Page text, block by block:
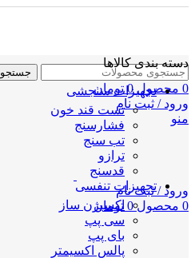
جستجو
0 محصول 0 تومان
ورود / ثبت نام
منو
ورود / ثبت نام
0 محصول 0 تومان
دسته بندی کالاها
تجهیزات سنجشی
تست قند خون
فشارسنج
تب سنج
ترازو
قدسنج
تجهیزات تنفسی
اکسیژن ساز
سی پپ
بای پپ
پالس اکسیمتر